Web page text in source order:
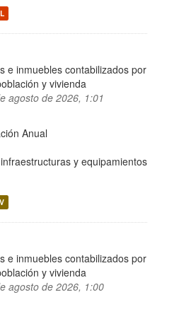
e inmuebles contabilizados por
y vivienda
agosto de 2026, 1:01
Anual
y equipamientos
e inmuebles contabilizados por
y vivienda
agosto de 2026, 1:00